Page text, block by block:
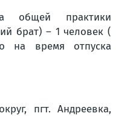
общей практики
брат) – 1 человек (
на время отпуска
пгт. Андреевка,